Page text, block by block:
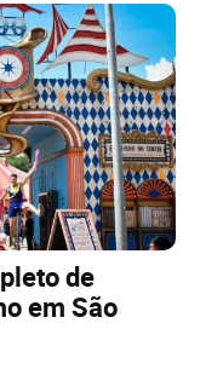
de
em São